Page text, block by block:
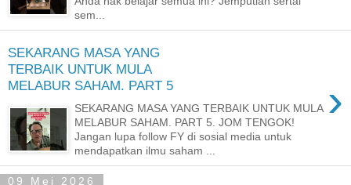
sem...
SEKARANG MASA YANG
TERBAIK UNTUK MULA
MELABUR SAHAM. PART 5
›
SEKARANG MASA YANG TERBAIK UNTUK MULA
MELABUR SAHAM. PART 5. JOM TENGOK!
Jangan lupa follow FY di sosial media untuk
mendapatkan ilmu saham ...
09 Mei 2026